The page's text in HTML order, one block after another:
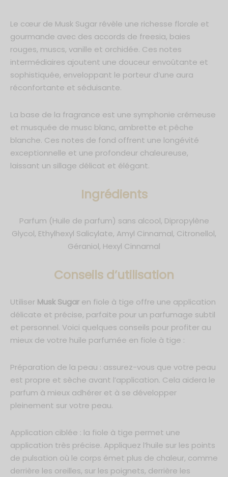
Le cœur de Musk Sugar révèle une richesse florale et
gourmande avec des accords de freesia, baies
rouges, muscs, vanille et orchidée. Ces notes
intermédiaires ajoutent une douceur envoûtante et
sophistiquée, enveloppant le porteur d’une aura
réconfortante et séduisante.
La base de la fragrance est une symphonie crémeuse
et musquée de musc blanc, ambrette et pêche
blanche. Ces notes de fond offrent une longévité
exceptionnelle et une profondeur chaleureuse,
laissant un sillage délicat et élégant.
Ingrédients
Parfum (Huile de parfum) sans alcool, Dipropylène
Glycol, Ethylhexyl Salicylate, Amyl Cinnamal, Citronellol,
Géraniol, Hexyl Cinnamal
Conseils d’utilisation
Utiliser Musk Sugar en fiole à tige offre une application
délicate et précise, parfaite pour un parfumage subtil
et personnel. Voici quelques conseils pour profiter au
mieux de votre huile parfumée en fiole à tige :
Préparation de la peau : assurez-vous que votre peau
est propre et sèche avant l’application. Cela aidera le
parfum à mieux adhérer et à se développer
pleinement sur votre peau.
Application ciblée : la fiole à tige permet une
application très précise. Appliquez l’huile sur les points
de pulsation où le corps émet plus de chaleur, comme
derrière les oreilles, sur les poignets, derrière les